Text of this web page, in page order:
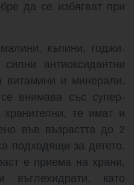
да се избягват при
къпини, годжи-
антиоксидантни
витамини и минерали.
внимава със супер-
хранителни, те имат и
във възрастта до 2
подходящи за детето.
е приема на храни,
като